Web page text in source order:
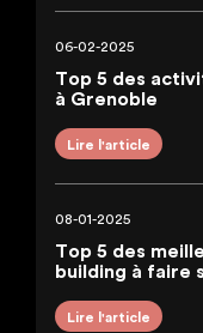
06-02-2025
Top 5 des
à Grenoble
Lire l'article
08-01-2025
Top 5 des
building à faire
Lire l'article